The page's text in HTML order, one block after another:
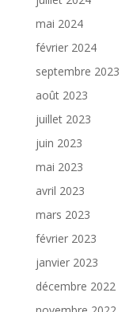
mai 2024
février 2024
septembre 2023
août 2023
juillet 2023
juin 2023
mai 2023
avril 2023
mars 2023
février 2023
janvier 2023
décembre 2022